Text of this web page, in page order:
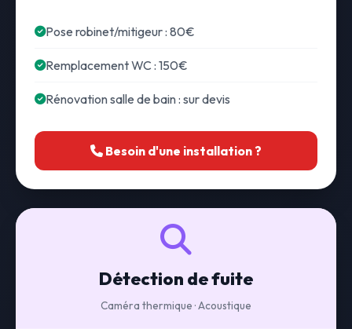
Pose robinet/mitigeur : 80€
Remplacement WC : 150€
Rénovation salle de bain : sur devis
Besoin d'une installation ?
Détection de fuite
Caméra thermique · Acoustique